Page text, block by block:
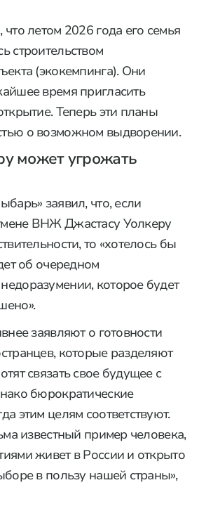
летом 2026 года его семья
строительством
(экокемпинга). Они
время пригласить
Теперь эти планы
о возможном выдворении.
может угрожать
заявил, что, если
ВНЖ Джастасу Уолкеру
то «хотелось бы
об очередном
которое будет
заявляют о готовности
которые разделяют
связать свое будущее с
бюрократические
этим целям соответствуют.
известный пример человека,
живет в России и открыто
в пользу нашей страны»,